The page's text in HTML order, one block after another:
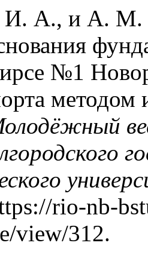
И. А., и А. М.
№1
rio-nb-
view/312.